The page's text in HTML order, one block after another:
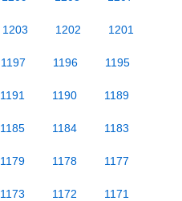
1203 1202 1201
1197 1196 1195
1191 1190 1189
1185 1184 1183
1179 1178 1177
1173 1172 1171